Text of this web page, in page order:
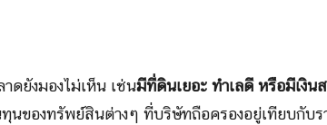
ดยังมองไม่เห็น เช่นมีที่ดินเยอะ ทำเลดี หรือมีเงิ
ทุนของทรัพย์สินต่างๆ ที่บริษัทถือครองอยู่เทียบกับ